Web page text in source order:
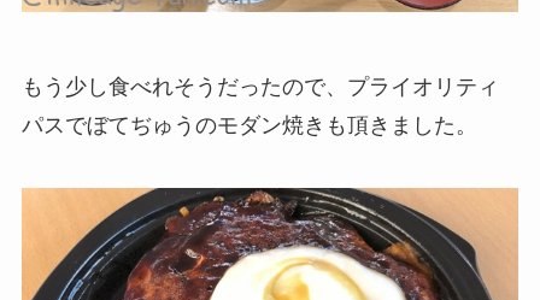
もう少し食べれそうだったので、プライオリティ
パスでぼてぢゅうのモダン焼きも頂きました。